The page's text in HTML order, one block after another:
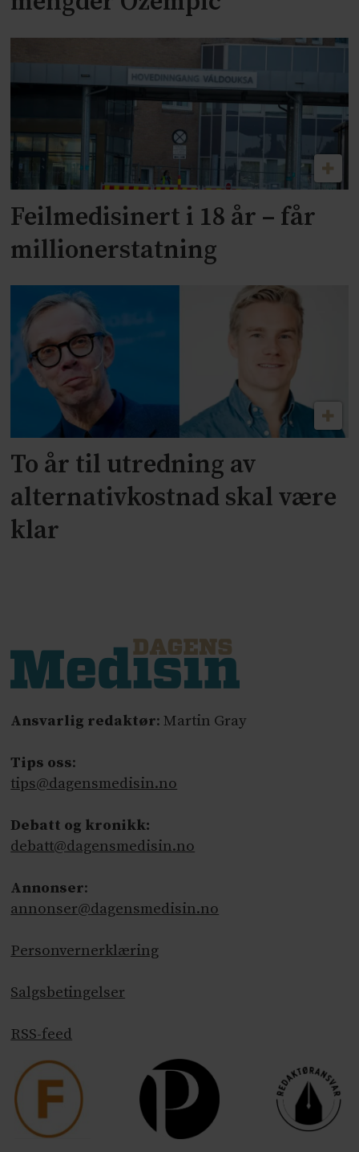
Feilmedisinert i 18 år – får
millionerstatning
To år til utredning av
alternativkostnad skal være
klar
Ansvarlig redaktør: Martin Gray
Tips oss:
tips@dagensmedisin.no
Debatt og kronikk:
debatt@dagensmedisin.no
Annonser:
annonser@dagensmedisin.no
Personvernerklæring
Salgsbetingelser
RSS-feed